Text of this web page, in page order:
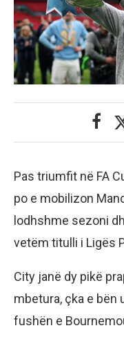
Pas triumfit në FA
po e mobilizon
lodhshme sezoni
vetëm titulli i Ligës
City janë dy pikë
mbetura, çka e bën
fushën e